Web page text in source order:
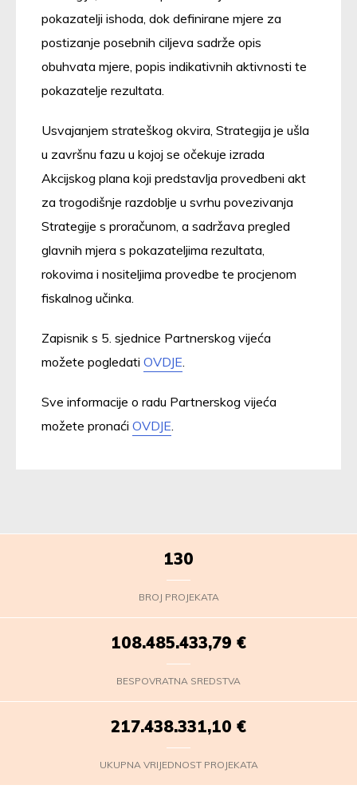
pokazatelji ishoda, dok definirane mjere za
postizanje posebnih ciljeva sadrže opis
obuhvata mjere, popis indikativnih aktivnosti te
pokazatelje rezultata.
Usvajanjem strateškog okvira, Strategija je ušla
u završnu fazu u kojoj se očekuje izrada
Akcijskog plana koji predstavlja provedbeni akt
za trogodišnje razdoblje u svrhu povezivanja
Strategije s proračunom, a sadržava pregled
glavnih mjera s pokazateljima rezultata,
rokovima i nositeljima provedbe te procjenom
fiskalnog učinka.
Zapisnik s 5. sjednice Partnerskog vijeća
možete pogledati OVDJE
Sve informacije o radu Partnerskog vijeća
možete pronaći OVDJE
130
BROJ PROJEKATA
108.485.435,56 €
BESPOVRATNA SREDSTVA
217.438.332,87 €
UKUPNA VRIJEDNOST PROJEKATA